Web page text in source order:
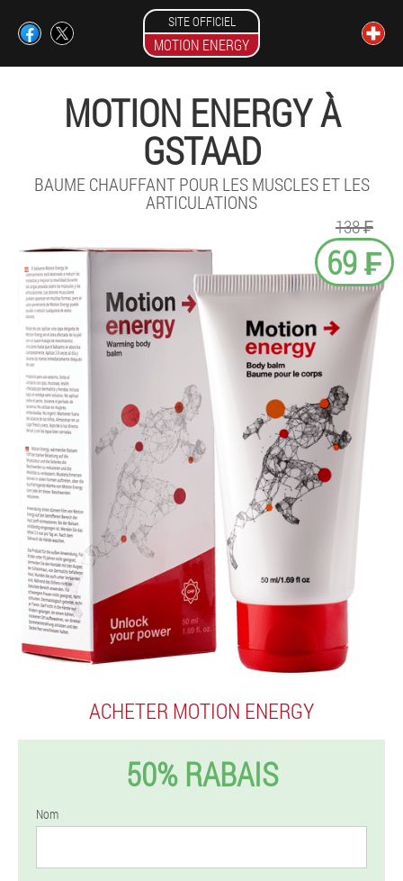
SITE OFFICIEL
MOTION ENERGY
MOTION ENERGY À
GSTAAD
BAUME CHAUFFANT POUR LES MUSCLES ET LES
ARTICULATIONS
138 ₣
69 ₣
ACHETER MOTION ENERGY
50% RABAIS
Nom